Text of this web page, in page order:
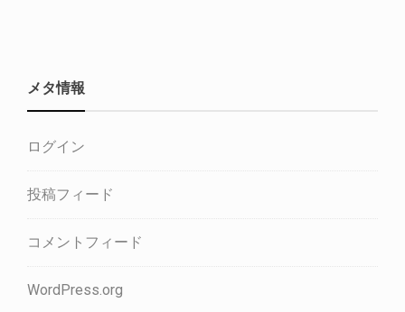
メタ情報
ログイン
投稿フィード
コメントフィード
WordPress.org